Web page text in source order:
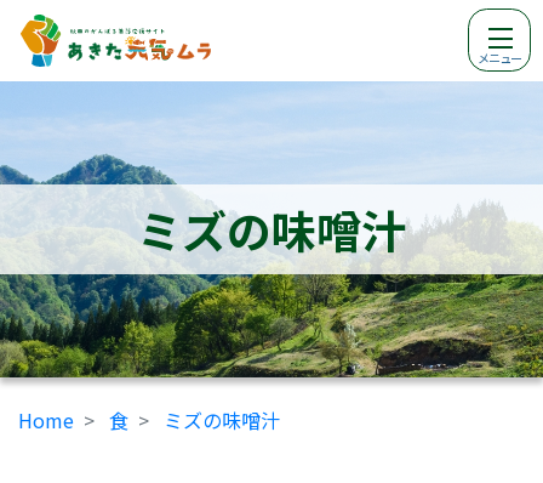
メニュー
ミズの味噌汁
Home 食 ミズの味噌汁